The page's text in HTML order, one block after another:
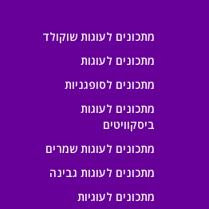
מתכונים לעוגות שוקולד
מתכונים לעוגות
מתכונים לסופגניות
מתכונים לעוגות
ביסקוויטים
מתכונים לעוגות שמרים
מתכונים לעוגות גבינה
מתכונים לעוגיות